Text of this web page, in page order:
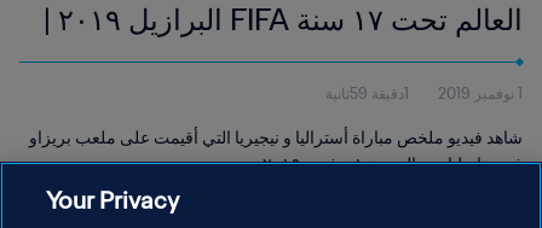
العالم تحت ١٧ سنة FIFA البرازيل ٢٠١٩ |
فيديو ملخص
1 نوفمبر 2019 1دقيقة 59ثانية
شاهد فيديو ملخص مباراة أستراليا و نيجيريا التي أقيمت على ملعب بريزاو
في برازيليا يوم الجمعة ١ نوفمبر ٢٠١٩.
Your Privacy